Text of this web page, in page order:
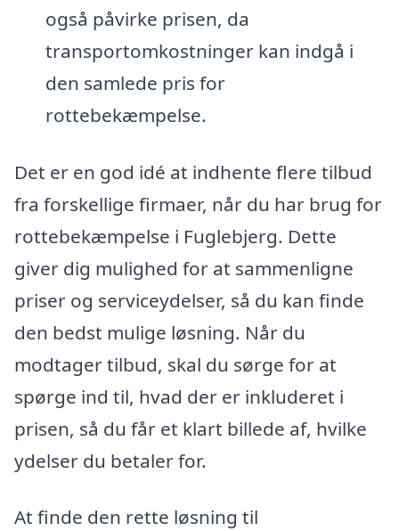
også påvirke prisen, da
transportomkostninger kan indgå i
den samlede pris for
rottebekæmpelse.
Det er en god idé at indhente flere tilbud
fra forskellige firmaer, når du har brug for
rottebekæmpelse i Fuglebjerg. Dette
giver dig mulighed for at sammenligne
priser og serviceydelser, så du kan finde
den bedst mulige løsning. Når du
modtager tilbud, skal du sørge for at
spørge ind til, hvad der er inkluderet i
prisen, så du får et klart billede af, hvilke
ydelser du betaler for.
At finde den rette løsning til